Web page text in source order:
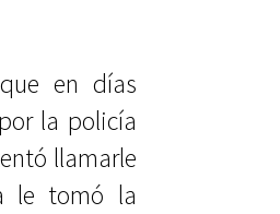
en días
la policía
llamarle
le tomó la